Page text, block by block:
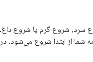
سرد، شروع گرم یا شروع
شما از ابتدا شروع می‌شود.